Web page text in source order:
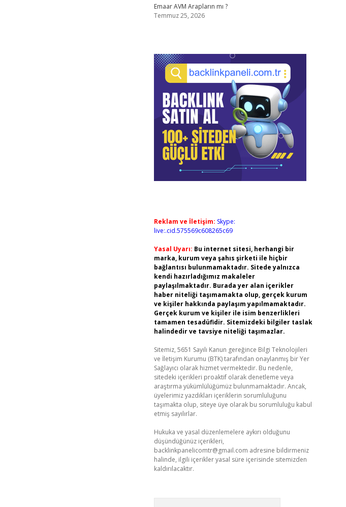
Emaar AVM Arapların mı ?
Temmuz 25, 2026
Reklam ve İletişim: Skype:
live:.cid.575569c608265c69
Yasal Uyarı: Bu internet sitesi, herhangi bir
marka, kurum veya şahıs şirketi ile hiçbir
bağlantısı bulunmamaktadır. Sitede yalnızca
kendi hazırladığımız makaleler
paylaşılmaktadır. Burada yer alan içerikler
haber niteliği taşımamakta olup, gerçek kurum
ve kişiler hakkında paylaşım yapılmamaktadır.
Gerçek kurum ve kişiler ile isim benzerlikleri
tamamen tesadüfidir. Sitemizdeki bilgiler taslak
halindedir ve tavsiye niteliği taşımazlar.
Sitemiz, 5651 Sayılı Kanun gereğince Bilgi Teknolojileri
ve İletişim Kurumu (BTK) tarafından onaylanmış bir Yer
Sağlayıcı olarak hizmet vermektedir. Bu nedenle,
sitedeki içerikleri proaktif olarak denetleme veya
araştırma yükümlülüğümüz bulunmamaktadır. Ancak,
üyelerimiz yazdıkları içeriklerin sorumluluğunu
taşımakta olup, siteye üye olarak bu sorumluluğu kabul
etmiş sayılırlar.
Hukuka ve yasal düzenlemelere aykırı olduğunu
düşündüğünüz içerikleri,
backlinkpanelicomtr@gmail.com adresine bildirmeniz
halinde, ilgili içerikler yasal süre içerisinde sitemizden
kaldırılacaktır.